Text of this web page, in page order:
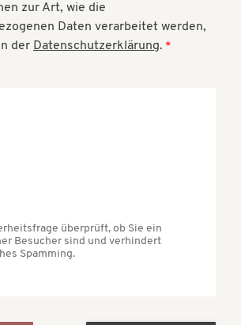
zur Art, wie die
Daten verarbeitet werden,
der Datenschutzerklärung.
überprüft, ob Sie ein
Besucher sind und verhindert
Spamming.